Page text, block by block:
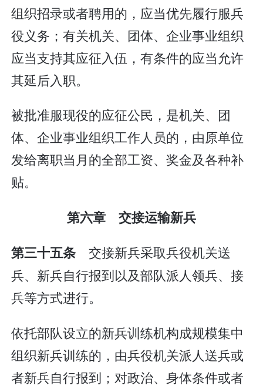
组织招录或者聘用的，应当优先履行服兵
役义务；有关机关、团体、企业事业组织
应当支持其应征入伍，有条件的应当允许
其延后入职。
被批准服现役的应征公民，是机关、团
体、企业事业组织工作人员的，由原单位
发给离职当月的全部工资、奖金及各种补
贴。
第六章 交接运输新兵
第三十五条 交接新兵采取兵役机关送
兵、新兵自行报到以及部队派人领兵、接
兵等方式进行。
依托部队设立的新兵训练机构成规模集中
组织新兵训练的，由兵役机关派人送兵或
者新兵自行报到；对政治、身体条件或者